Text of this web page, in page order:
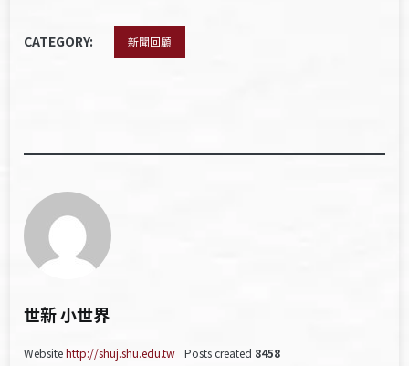
CATEGORY: 新聞回顧
世新 小世界
Websitehttp://shuj.shu.edu.tw Posts created 8458